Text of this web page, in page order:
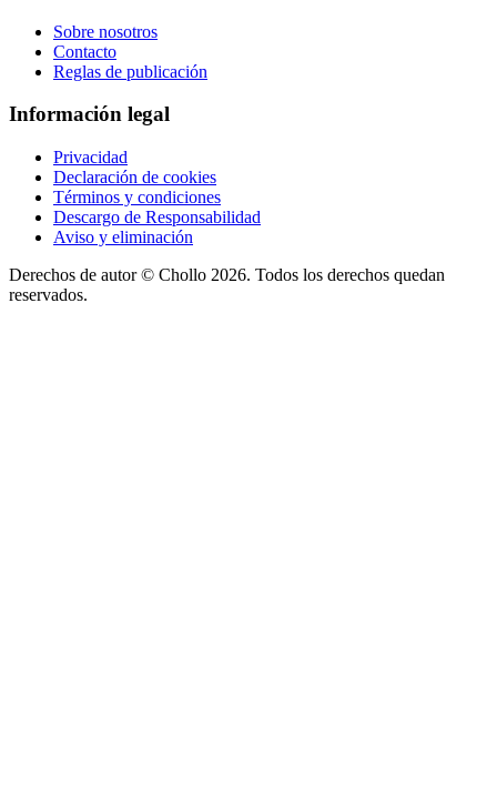
Sobre nosotros
Contacto
Reglas de publicación
Información legal
Privacidad
Declaración de cookies
Términos y condiciones
Descargo de Responsabilidad
Aviso y eliminación
Derechos de autor © Chollo 2026. Todos los derechos quedan
reservados.